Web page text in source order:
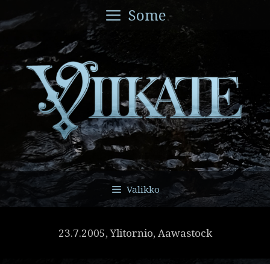
sisältöön
Some
Valikko
23.7.2005, Ylitornio, Aawastock